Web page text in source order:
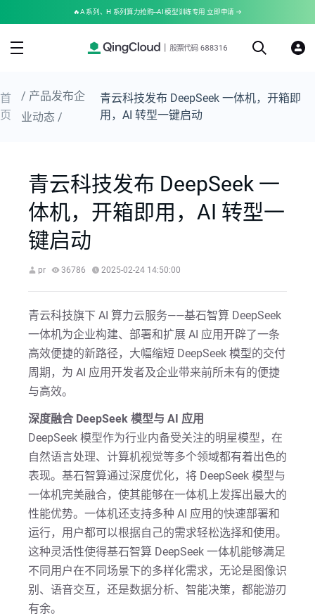
🔥A 系列、H 系列算力抢购--AI 模型训练专用 立即申请 →
首
页
/ 产品发布企
业动态 /
青云科技发布 DeepSeek 一体机，开箱即
用，AI 转型一键启动
青云科技发布 DeepSeek 一
体机，开箱即用，AI 转型一
键启动
pr 36786 2025-02-24 14:50:00
青云科技旗下 AI 算力云服务——基石智算 DeepSeek
一体机为企业构建、部署和扩展 AI 应用开辟了一条
高效便捷的新路径，大幅缩短 DeepSeek 模型的交付
周期，为 AI 应用开发者及企业带来前所未有的便捷
与高效。
深度融合 DeepSeek 模型与 AI 应用
DeepSeek 模型作为行业内备受关注的明星模型，在
自然语言处理、计算机视觉等多个领域都有着出色的
表现。基石智算通过深度优化，将 DeepSeek 模型与
一体机完美融合，使其能够在一体机上发挥出最大的
性能优势。一体机还支持多种 AI 应用的快速部署和
运行，用户都可以根据自己的需求轻松选择和使用。
这种灵活性使得基石智算 DeepSeek 一体机能够满足
不同用户在不同场景下的多样化需求，无论是图像识
别、语音交互，还是数据分析、智能决策，都能游刃
有余。